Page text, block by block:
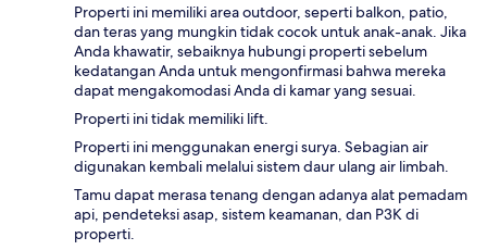
Properti ini memiliki area outdoor, seperti balkon, patio,
dan teras yang mungkin tidak cocok untuk anak-anak. Jika
Anda khawatir, sebaiknya hubungi properti sebelum
kedatangan Anda untuk mengonfirmasi bahwa mereka
dapat mengakomodasi Anda di kamar yang sesuai.
Properti ini tidak memiliki lift.
Properti ini menggunakan energi surya. Sebagian air
digunakan kembali melalui sistem daur ulang air limbah.
Tamu dapat merasa tenang dengan adanya alat pemadam
api, pendeteksi asap, sistem keamanan, dan P3K di
properti.